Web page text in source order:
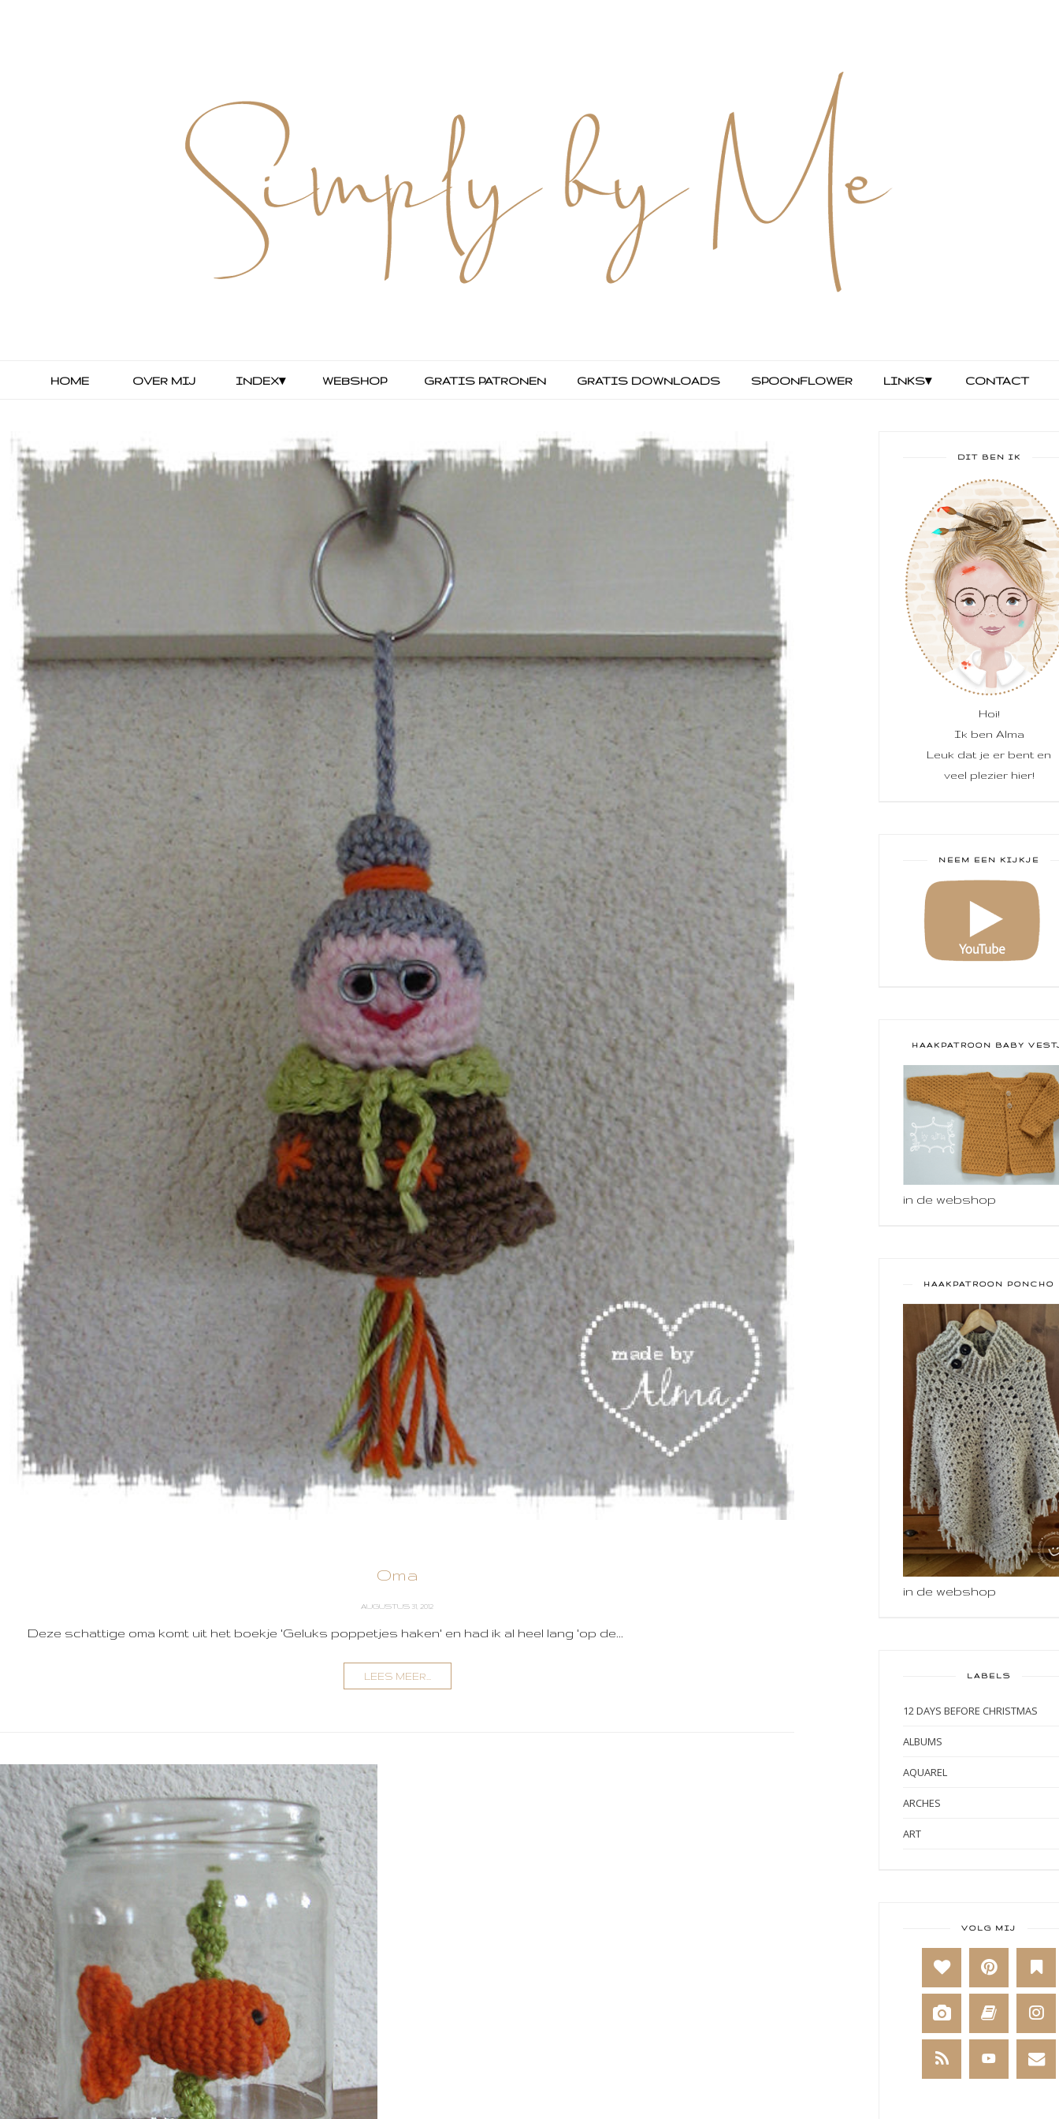
HOME OVER MIJ INDEX▾ WEBSHOP GRATIS PATRONEN GRATIS DOWNLOADS SPOONFLOWER LINKS▾ CONTACT
Oma
AUGUSTUS 31, 2012
Deze schattige oma komt uit het boekje 'Geluks poppetjes haken' en had ik al heel lang 'op de...
LEES MEER...
DIT BEN IK
Hoi!
Ik ben Alma
Leuk dat je er bent en
veel plezier hier!
NEEM EEN KIJKJE
HAAKPATROON BABY
in de webshop
HAAKPATROON PONCHO
in de webshop
LABELS
12 DAYS BEFORE CHRISTMAS
ALBUMS
AQUAREL
ARCHES
ART
BAKKEN
BEESTENBOEL
BOEKEN
BREIEN
BRUSHO
VOLG MIJ